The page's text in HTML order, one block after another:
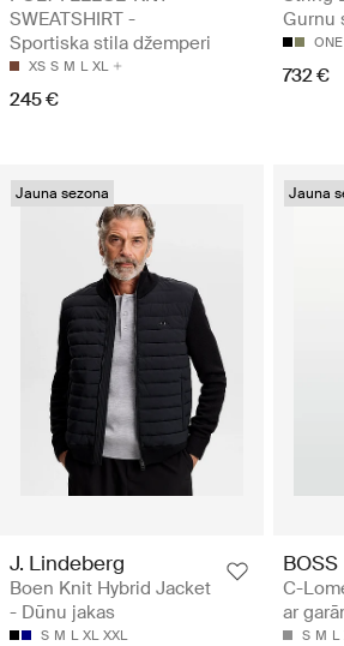
SWEATSHIRT -
Sportiska stila džemperi
XS S M L XL
245 €
Gurnu
732 €
Jauna sezona
J. Lindeberg
Boen Knit Hybrid Jacket
- Dūnu jakas
S M L XL XXL
Jauna
BOSS
C-
ar
S M L